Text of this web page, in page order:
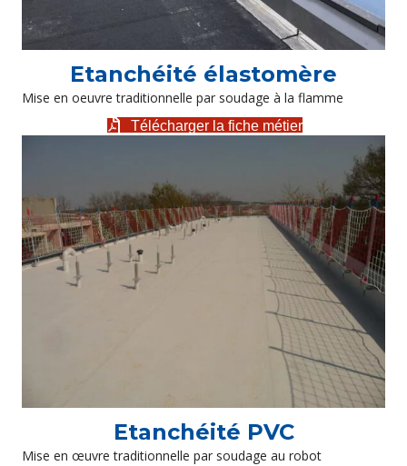
Etanchéité élastomère
Mise en oeuvre traditionnelle par soudage à la flamme
Télécharger la fiche métier
Etanchéité PVC
Mise en œuvre traditionnelle par soudage au robot